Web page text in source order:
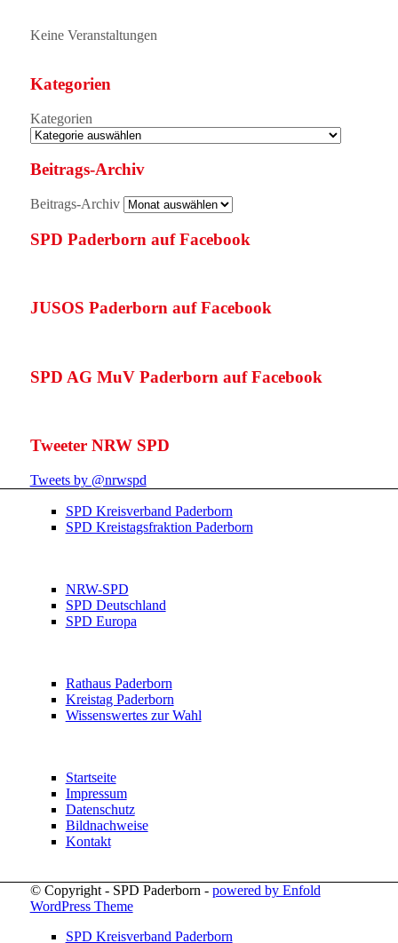
Keine Veranstaltungen
Kategorien
Kategorien
Beitrags-Archiv
Beitrags-Archiv
SPD Paderborn auf Facebook
JUSOS Paderborn auf Facebook
SPD AG MuV Paderborn auf Facebook
Tweeter NRW SPD
Tweets by @nrwspd
SPD Kreisverband Paderborn
SPD Kreistagsfraktion Paderborn
NRW-SPD
SPD Deutschland
SPD Europa
Rathaus Paderborn
Kreistag Paderborn
Wissenswertes zur Wahl
Startseite
Impressum
Datenschutz
Bildnachweise
Kontakt
© Copyright - SPD Paderborn - powered by Enfold
WordPress Theme
SPD Kreisverband Paderborn